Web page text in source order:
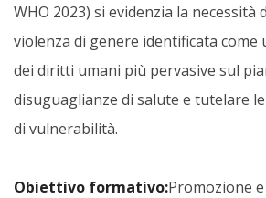
WHO 2023) si evidenzia la necessità
violenza di genere identificata come
dei diritti umani più pervasive sul
disuguaglianze di salute e tutelare
di vulnerabilità.
Obiettivo formativo:Promozione